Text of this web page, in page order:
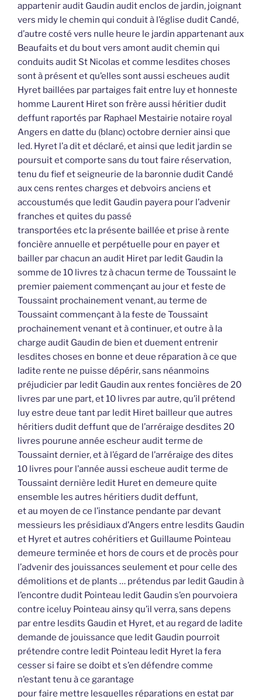
appartenir audit Gaudin audit enclos de jardin, joignant
vers midy le chemin qui conduit à l’église dudit Candé,
d’autre costé vers nulle heure le jardin appartenant aux
Beaufaits et du bout vers amont audit chemin qui
conduits audit St Nicolas et comme lesdites choses
sont à présent et qu’elles sont aussi escheues audit
Hyret baillées par partaiges fait entre luy et honneste
homme Laurent Hiret son frère aussi héritier dudit
deffunt raportés par Raphael Mestairie notaire royal
Angers en datte du (blanc) octobre dernier ainsi que
led. Hyret l’a dit et déclaré, et ainsi que ledit jardin se
poursuit et comporte sans du tout faire réservation,
tenu du fief et seigneurie de la baronnie dudit Candé
aux cens rentes charges et debvoirs anciens et
accoustumés que ledit Gaudin payera pour l’advenir
franches et quites du passé
transportées etc la présente baillée et prise à rente
foncière annuelle et perpétuelle pour en payer et
bailler par chacun an audit Hiret par ledit Gaudin la
somme de 10 livres tz à chacun terme de Toussaint le
premier paiement commençant au jour et feste de
Toussaint prochainement venant, au terme de
Toussaint commençant à la feste de Toussaint
prochainement venant et à continuer, et outre à la
charge audit Gaudin de bien et duement entrenir
lesdites choses en bonne et deue réparation à ce que
ladite rente ne puisse dépérir, sans néanmoins
préjudicier par ledit Gaudin aux rentes foncières de 20
livres par une part, et 10 livres par autre, qu’il prétend
luy estre deue tant par ledit Hiret bailleur que autres
héritiers dudit deffunt que de l’arréraige desdites 20
livres pourune année escheur audit terme de
Toussaint dernier, et à l’égard de l’arréraige des dites
10 livres pour l’année aussi escheue audit terme de
Toussaint dernière ledit Huret en demeure quite
ensemble les autres héritiers dudit deffunt,
et au moyen de ce l’instance pendante par devant
messieurs les présidiaux d’Angers entre lesdits Gaudin
et Hyret et autres cohéritiers et Guillaume Pointeau
demeure terminée et hors de cours et de procès pour
l’advenir des jouissances seulement et pour celle des
démolitions et de plants … prétendus par ledit Gaudin à
l’encontre dudit Pointeau ledit Gaudin s’en pourvoiera
contre iceluy Pointeau ainsy qu’il verra, sans depens
par entre lesdits Gaudin et Hyret, et au regard de ladite
demande de jouissance que ledit Gaudin pourroit
prétendre contre ledit Pointeau ledit Hyret la fera
cesser si faire se doibt et s’en défendre comme
n’estant tenu à ce garantage
pour faire mettre lesquelles réparations en estat par